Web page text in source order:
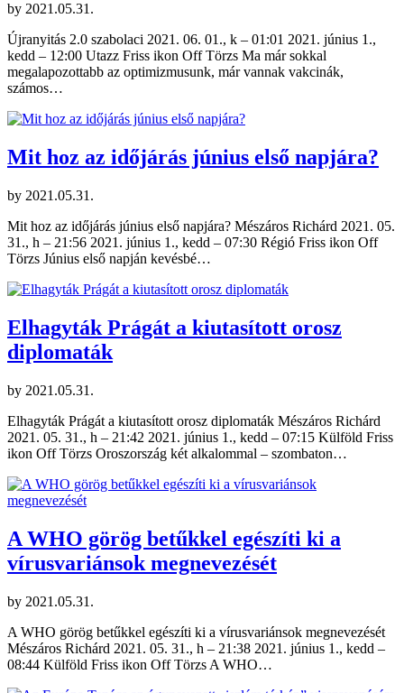
by 2021.05.31.
Újranyitás 2.0 szabolaci 2021. 06. 01., k – 01:01 2021. június 1.,
kedd – 12:00 Utazz Friss ikon Off Törzs Ma már sokkal
megalapozottabb az optimizmusunk, már vannak vakcinák,
számos…
Mit hoz az időjárás június első napjára?
by 2021.05.31.
Mit hoz az időjárás június első napjára? Mészáros Richárd 2021. 05.
31., h – 21:56 2021. június 1., kedd – 07:30 Régió Friss ikon Off
Törzs Június első napján kevésbé…
Elhagyták Prágát a kiutasított orosz
diplomaták
by 2021.05.31.
Elhagyták Prágát a kiutasított orosz diplomaták Mészáros Richárd
2021. 05. 31., h – 21:42 2021. június 1., kedd – 07:15 Külföld Friss
ikon Off Törzs Oroszország két alkalommal – szombaton…
A WHO görög betűkkel egészíti ki a
vírusvariánsok megnevezését
by 2021.05.31.
A WHO görög betűkkel egészíti ki a vírusvariánsok megnevezését
Mészáros Richárd 2021. 05. 31., h – 21:38 2021. június 1., kedd –
08:44 Külföld Friss ikon Off Törzs A WHO…